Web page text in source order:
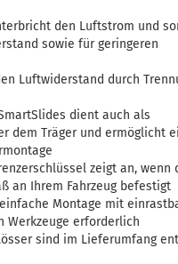
den Luftstrom und
sowie für geringeren
Luftwiderstand durch
dient auch als
dem Träger und ermöglicht
zeigt an, wenn
an Ihrem Fahrzeug befestigt
Montage mit
Werkzeuge erforderlich
sind im Lieferumfang